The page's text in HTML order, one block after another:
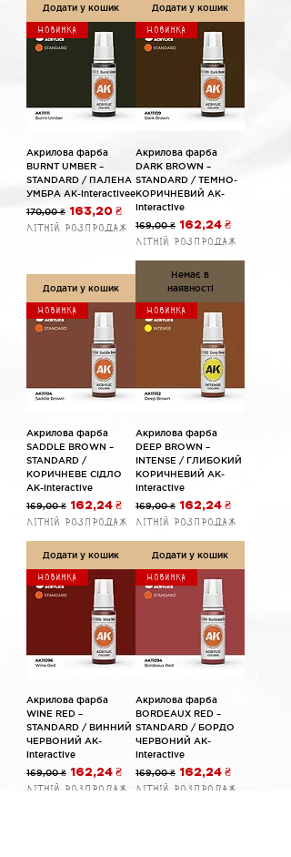
Додати у кошик Додати у кошик
Новинка
Акрилова фарба
BURNT UMBER –
STANDARD / ПАЛЕНА
УМБРА AK-interactivee
Звичайна ціна
170,00 ₴ За розпродажем
163,20 ₴
Літній розпродаж
Додати у кошик
Новинка
Акрилова фарба
DARK BROWN –
STANDARD / ТЕМНО-
КОРИЧНЕВИЙ AK-
interactive
Звичайна ціна
169,00 ₴ За розпродажем
162,24 ₴
Літній розпродаж
Немає в
наявності
Новинка
Акрилова фарба
SADDLE BROWN –
STANDARD /
КОРИЧНЕВЕ СІДЛО
AK-interactive
Звичайна ціна
169,00 ₴ За розпродажем
162,24 ₴
Літній розпродаж
Додати у кошик
Новинка
Акрилова фарба
DEEP BROWN –
INTENSE / ГЛИБОКИЙ
КОРИЧНЕВИЙ AK-
interactive
Звичайна ціна
169,00 ₴ За розпродажем
162,24 ₴
Літній розпродаж
Додати у кошик
Новинка
Акрилова фарба
WINE RED –
STANDARD / ВИННИЙ
ЧЕРВОНИЙ AK-
interactive
Звичайна ціна
169,00 ₴ За розпродажем
162,24 ₴
Літній розпродаж
Новинка
Акрилова фарба
BORDEAUX RED –
STANDARD / БОРДО
ЧЕРВОНИЙ AK-
interactive
Звичайна ціна
169,00 ₴ За розпродажем
162,24 ₴
Літній розпродаж